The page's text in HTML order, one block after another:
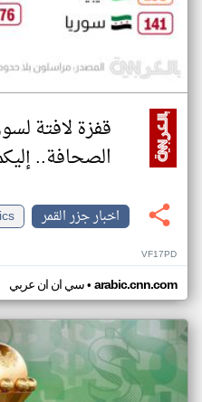
قفزة لافتة
الصحافة..
اخبار جزر القمر
VF17PD
سي ان ان عربي• arabic.cnn.com